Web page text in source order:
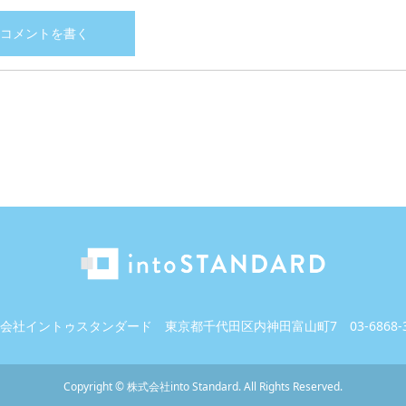
社イントゥスタンダード 東京都千代田区内神田富山町7 03-6868-
Copyright©株式会社into Standard. All Rights Reserved.